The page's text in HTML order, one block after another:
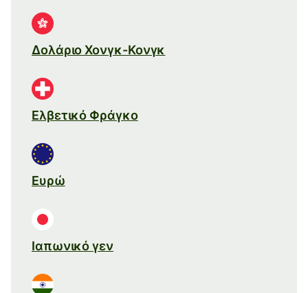
Δολάριο Χονγκ-Κονγκ
Ελβετικό Φράγκο
Ευρώ
Ιαπωνικό γεν